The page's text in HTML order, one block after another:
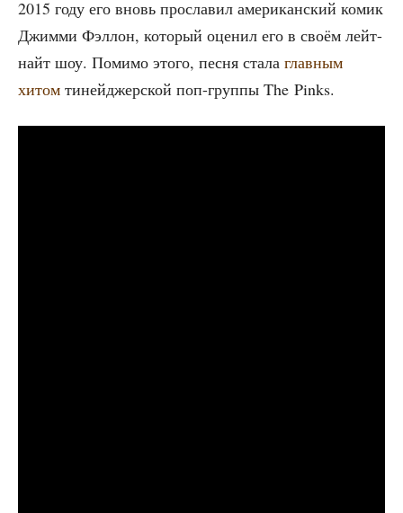
2015 году его вновь про­сла­вил аме­ри­кан­ский комик
Джим­ми Фэл­лон, кото­рый оце­нил его в сво­ём лейт-
найт шоу. Поми­мо это­го, пес­ня ста­ла глав­ным
хитом тиней­джер­ской поп-груп­пы The Pinks.